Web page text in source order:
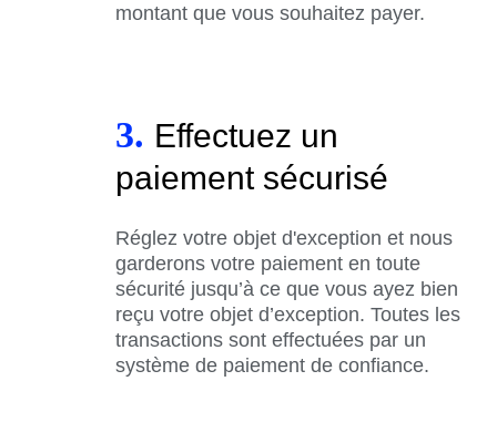
montant que vous souhaitez payer.
3. Effectuez un
paiement sécurisé
Réglez votre objet d'exception et nous
garderons votre paiement en toute
sécurité jusqu’à ce que vous ayez bien
reçu votre objet d’exception. Toutes les
transactions sont effectuées par un
système de paiement de confiance.